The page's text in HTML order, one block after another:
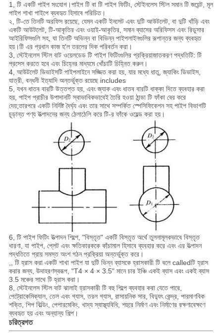
1, টি একটি পাইপ সংযোগ।পাইপ টি বা টি পাইপ ফিটিং, স্টেইনলেস স্টিল সমান টি জয়েন্ট, মূল
পাইপ শাখা পাইপে ব্যবহৃত হিসাবে পরিচিত।
২, টি-তে তিনটি অরফিস রয়েছে, যেমন একটি ইনলেট এবং দুটি আউটলেট, বা দুটি খাঁড়ি এবং
একটি আউটলেট, টি-আকৃতির এবং ওয়াই-আকৃতির, সমান ব্যাসের অরিফিসস এবং রিডুসার
আইরিফিসগুলি সহ, যা তিনটি অভিন্ন বা বিভিন্ন পাইপলাইনগুলির রূপান্তর জন্য ব্যবহৃত
হয়।টি এর প্রধান কাজ হ'ল তরলের দিক পরিবর্তন করা।
3, স্টেইনলেস স্টিল বাট ওয়েলডেড টি পাইপ ফিটিংগুলির প্রক্রিয়াজাতকরণ পদ্ধতিটি: টি
প্রসেস করতে হবে এবং চিহ্নের মাধ্যমে খোঁচাটি চিহ্নিত করুন।
4, আউটলেট ডিভাইসটি পাইপলাইনে সজ্জিত করা হয়, যার মধ্যে ধাতু, জ্যাকিং ডিভাইস,
যাত্রী, বন্ধনী ইত্যাদি অন্তর্ভুক্ত রয়েছে includes
5, যখন ধাতব বারটি উত্তপ্ত হয়, এবং জ্যাক এবং ধাতব বারটি ধাক্কা দিতে ব্যবহার করা
হয়, পাইপ প্রাচীর উপাদানটি স্বাভাবিকভাবেই তৈরি হওয়া ঠান্ডা টি ফাঁকা বের করে
দেয়;তারপরে একটি নির্দিষ্ট দৈর্ঘ্য এবং তার সাথে সম্পর্কিত স্পেসিফিকেশন সহ পাইপ বিভাগটি
চূড়ান্ত পণ্য উত্পাদনের জন্য ঠেলাঠেলি করে টি-র ফাঁকে ওয়েল্ড করা হয়।
6, টি পাইপ ফিটিং উত্পাদন শিল্পে, "বিস্তৃত" একটি বিস্তৃত অর্থে তুলনামূলকভাবে বিস্তৃত
ধারণা, যা পাইপ, প্লেট এবং ক্ষতিকারককে কাঁচামাল হিসাবে ব্যবহার করে এবং এর উত্পাদন
পদ্ধতিতে প্রায় সমস্ত অংশ গঠন প্রক্রিয়া অন্তর্ভুক্ত করে।
,, টি হ্রাস করা একটি শাখা পাইপ যা দুটি ভিন্ন ব্যাসকে হ্রাসকারী টি বলে calledটি হ্রাস
করার জন্য, উদাহরণস্বরূপ, "T4 × 4 × 3.5" মানে চার ইঞ্চি একই ব্যাস এবং একই ব্যাস
3.5 মঞ্চের সাথে টি হ্রাস করা।
8, স্টেইনলেস স্টিল বাট ঝালাই হ্রাসকারী টি বহু শিল্পে ব্যবহার করা যেতে পারে,
পেট্রোকেমিক্যাল, তেল এবং গ্যাস, তরল গ্যাস, রাসায়নিক সার, বিদ্যুৎ কেন্দ্র, পারমাণবিক
শক্তি, শিপ বিল্ডিং, পেপারমেকিং, খাদ্য স্বাস্থ্যবিধি, শহুরে নির্মাণ এবং নির্মাণের রক্ষণাবেক্ষণে
ব্যবহৃত হয় এবং অন্যান্য শিল্প।
চরিত্রগত